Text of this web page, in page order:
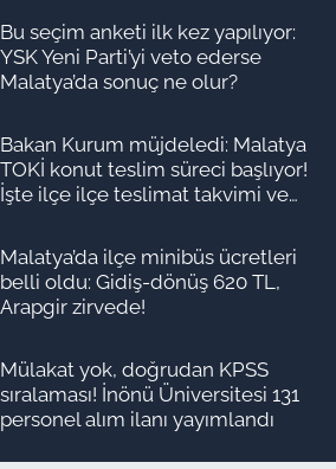
Bu seçim anketi ilk kez yapılıyor:
YSK Yeni Parti’yi veto ederse
Malatya’da sonuç ne olur?
Bakan Kurum müjdeledi: Malatya
TOKİ konut teslim süreci başlıyor!
İşte ilçe ilçe teslimat takvimi ve
Malatya’da ilçe minibüs ücretleri
belli oldu: Gidiş-dönüş 620 TL,
Arapgir zirvede!
Mülakat yok, doğrudan KPSS
sıralaması! İnönü Üniversitesi 131
personel alım ilanı yayımlandı